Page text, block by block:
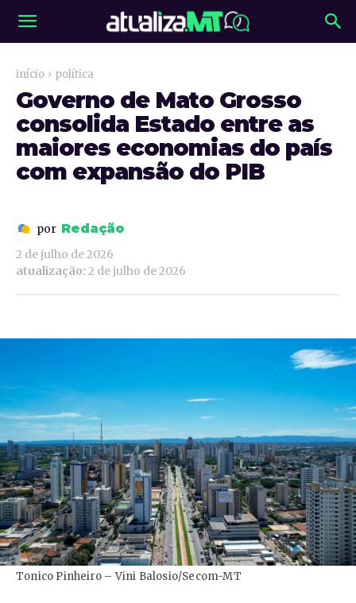
início política
Governo de Mato Grosso
consolida Estado entre as
maiores economias do país
com expansão do PIB
por Redação
2 de julho de 2026
atualização: 2 de julho de 2026
Tonico Pinheiro – Vini Balosio/Secom-MT